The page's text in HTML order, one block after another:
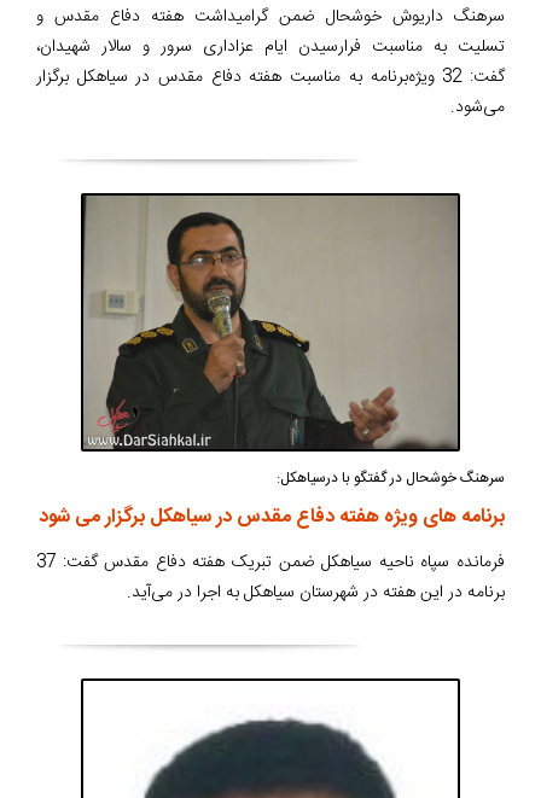
سرهنگ داریوش خوشحال ضمن گرامیداشت هفته دفاع مقدس و
تسلیت به مناسبت فرارسیدن ایام عزاداری سرور و سالار شهیدان،
گفت: 32 ویژه‌برنامه به مناسبت هفته دفاع مقدس در سیاهکل برگزار
می‌شود.
سرهنگ خوشحال در گفتگو با درسیاهکل:
برنامه های ویژه هفته دفاع مقدس در سیاهکل برگزار می شود
فرمانده سپاه ناحیه سیاهکل ضمن تبریک هفته دفاع مقدس گفت: 37
برنامه در این هفته در شهرستان سیاهکل به اجرا در می‌آید.